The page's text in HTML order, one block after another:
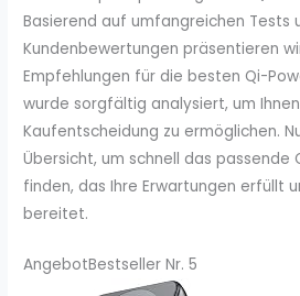
Basierend auf umfangreichen Tests
Kundenbewertungen präsentieren
Empfehlungen für die besten Qi-
wurde sorgfältig analysiert, um
Kaufentscheidung zu ermöglichen.
Übersicht, um schnell das passende
finden, das Ihre Erwartungen erfüllt
bereitet.
AngebotBestseller Nr. 5